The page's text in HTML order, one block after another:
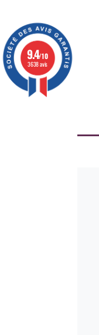
9.4/10
3638 avis